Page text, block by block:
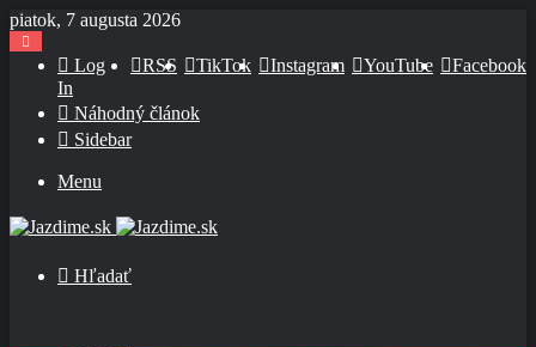
piatok, 7 augusta 2026
Facebook
YouTube
Instagram
TikTok
RSS
Log
In
Náhodný článok
Sidebar
Menu
Hľadať